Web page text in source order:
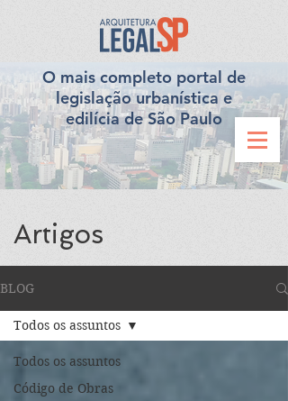
O mais completo portal de
legislação urbanística e
edilícia de São Paulo
Artigos
BLOG
Todos os assuntos
Código de Obras
Todos os assuntos